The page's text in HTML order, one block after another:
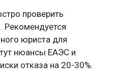
проверить
Рекомендуется
юриста для
нюансы ЕАЭС и
отказа на 20-30%.